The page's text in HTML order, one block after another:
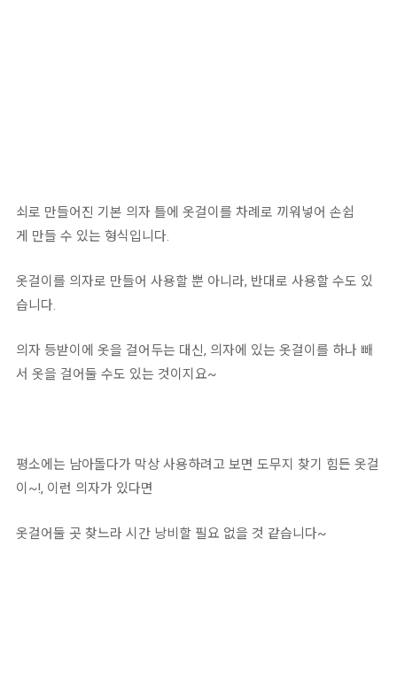
쇠로 만들어진 기본 의자 틀에 옷걸이를 차례로 끼워넣어 손쉽
게 만들 수 있는 형식입니다.
옷걸이를 의자로 만들어 사용할 뿐 아니라, 반대로 사용할 수도 있
습니다.
의자 등받이에 옷을 걸어두는 대신, 의자에 있는 옷걸이를 하나 빼
서 옷을 걸어둘 수도 있는 것이지요~
평소에는 남아돌다가 막상 사용하려고 보면 도무지 찾기 힘든 옷걸
이~!, 이런 의자가 있다면
옷걸어둘 곳 찾느라 시간 낭비할 필요 없을 것 같습니다~